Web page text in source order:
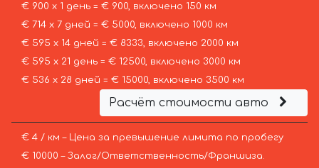
€ 900 х 1 день = € 900, включено 150 км
€ 714 х 7 дней = € 5000, включено 1000 км
€ 595 х 14 дней = € 8333, включено 2000 км
€ 595 х 21 день = € 12500, включено 3000 км
€ 536 х 28 дней = € 15000, включено 3500 км
Расчёт стоимости авто
€ 4 / км – Цена за превышение лимита по пробегу
€ 10000 – Залог/Ответственность/Франшиза.